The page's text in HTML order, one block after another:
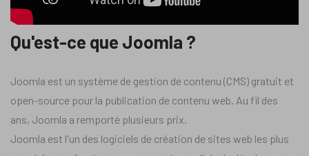
Qu'est-ce que Joomla ?
Joomla est un système de gestion de contenu (CMS) gratuit et
open-source pour la publication de contenu web. Au fil des
ans, Joomla a remporté plusieurs prix.
Joomla est l'un des logiciels de création de sites web les plus